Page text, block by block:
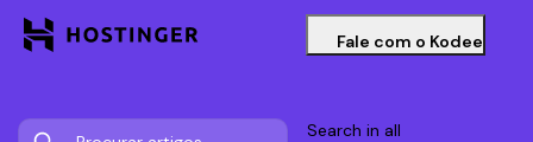
Fale com o Kodee
Search in all